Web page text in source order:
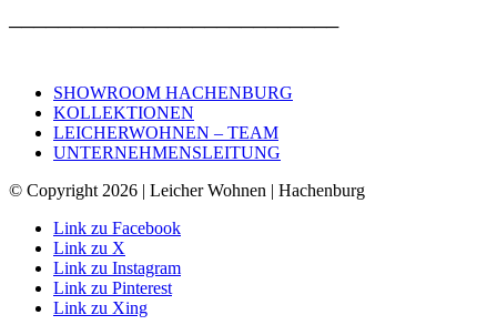
───────────────────────────
SHOWROOM HACHENBURG
KOLLEKTIONEN
LEICHERWOHNEN – TEAM
UNTERNEHMENSLEITUNG
© Copyright 2026 | Leicher Wohnen | Hachenburg
Link zu Facebook
Link zu X
Link zu Instagram
Link zu Pinterest
Link zu Xing